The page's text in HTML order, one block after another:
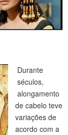
Durante
séculos,
alongamento
de cabelo teve
variações de
acordo com a